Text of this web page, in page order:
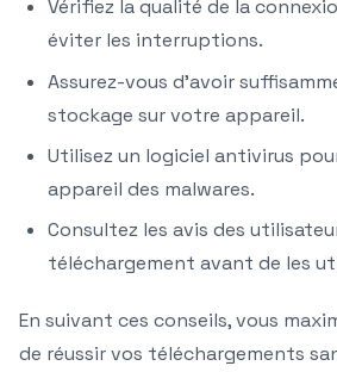
Vérifiez la qualité de la
éviter les interruptions.
Assurez-vous d’avoir
stockage sur votre appareil.
Utilisez un logiciel antivirus
appareil des malwares.
Consultez les avis des
téléchargement avant de les
En suivant ces conseils, vous
de réussir vos téléchargements